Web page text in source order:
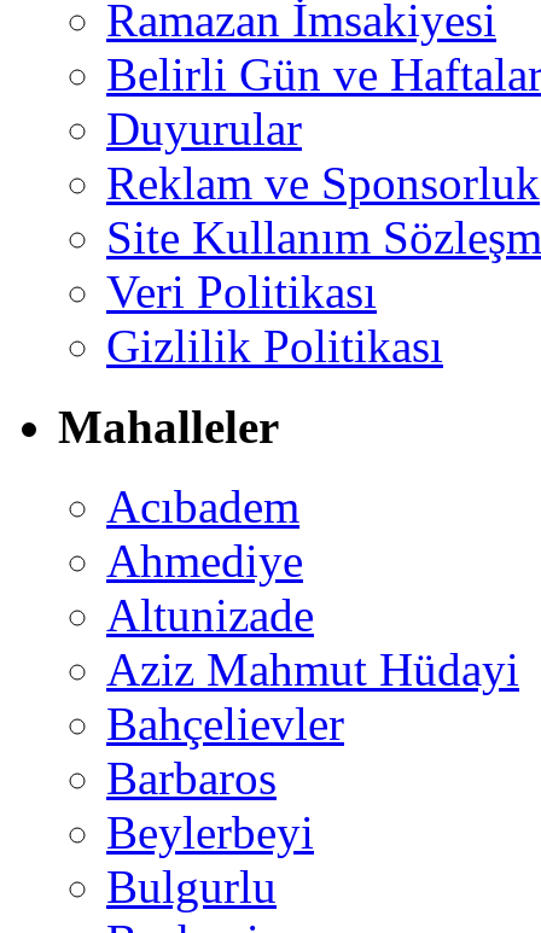
Ramazan İmsakiyesi
Belirli Gün ve
Duyurular
Reklam ve Sponsorluk
Site Kullanım
Veri Politikası
Gizlilik Politikası
Mahalleler
Acıbadem
Ahmediye
Altunizade
Aziz Mahmut Hüdayi
Bahçelievler
Barbaros
Beylerbeyi
Bulgurlu